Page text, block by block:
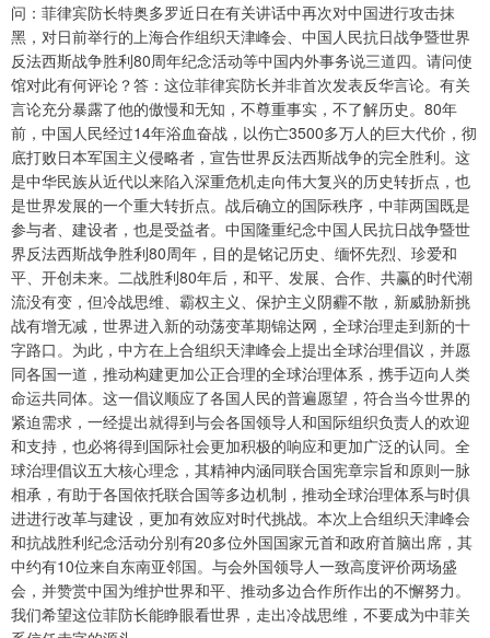
问：菲律宾防长特奥多罗近日在有关讲话中再次对中国进行攻击抹
黑，对日前举行的上海合作组织天津峰会、中国人民抗日战争暨世界
反法西斯战争胜利80周年纪念活动等中国内外事务说三道四。请问使
馆对此有何评论？答：这位菲律宾防长并非首次发表反华言论。有关
言论充分暴露了他的傲慢和无知，不尊重事实，不了解历史。80年
前，中国人民经过14年浴血奋战，以伤亡3500多万人的巨大代价，彻
底打败日本军国主义侵略者，宣告世界反法西斯战争的完全胜利。这
是中华民族从近代以来陷入深重危机走向伟大复兴的历史转折点，也
是世界发展的一个重大转折点。战后确立的国际秩序，中菲两国既是
参与者、建设者，也是受益者。中国隆重纪念中国人民抗日战争暨世
界反法西斯战争胜利80周年，目的是铭记历史、缅怀先烈、珍爱和
平、开创未来。二战胜利80年后，和平、发展、合作、共赢的时代潮
流没有变，但冷战思维、霸权主义、保护主义阴霾不散，新威胁新挑
战有增无减，世界进入新的动荡变革期锦达网，全球治理走到新的十
字路口。为此，中方在上合组织天津峰会上提出全球治理倡议，并愿
同各国一道，推动构建更加公正合理的全球治理体系，携手迈向人类
命运共同体。这一倡议顺应了各国人民的普遍愿望，符合当今世界的
紧迫需求，一经提出就得到与会各国领导人和国际组织负责人的欢迎
和支持，也必将得到国际社会更加积极的响应和更加广泛的认同。全
球治理倡议五大核心理念，其精神内涵同联合国宪章宗旨和原则一脉
相承，有助于各国依托联合国等多边机制，推动全球治理体系与时俱
进进行改革与建设，更加有效应对时代挑战。本次上合组织天津峰会
和抗战胜利纪念活动分别有20多位外国国家元首和政府首脑出席，其
中约有10位来自东南亚邻国。与会外国领导人一致高度评价两场盛
会，并赞赏中国为维护世界和平、推动多边合作所作出的不懈努力。
我们希望这位菲防长能睁眼看世界，走出冷战思维，不要成为中菲关